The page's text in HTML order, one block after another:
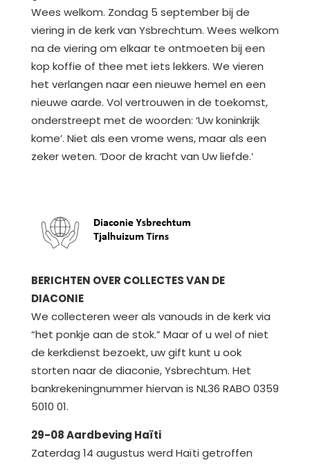
Wees welkom. Zondag 5 september bij de
viering in de kerk van Ysbrechtum. Wees welkom
na de viering om elkaar te ontmoeten bij een
kop koffie of thee met iets lekkers. We vieren
het verlangen naar een nieuwe hemel en een
nieuwe aarde. Vol vertrouwen in de toekomst,
onderstreept met de woorden: ‘Uw koninkrijk
kome’. Niet als een vrome wens, maar als een
zeker weten. ‘Door de kracht van Uw liefde.’
BERICHTEN OVER COLLECTES VAN DE
DIACONIE
We collecteren weer als vanouds in de kerk via
“het ponkje aan de stok.” Maar of u wel of niet
de kerkdienst bezoekt, uw gift kunt u ook
storten naar de diaconie, Ysbrechtum. Het
bankrekeningnummer hiervan is NL36 RABO 0359
5010 01.
29-08 Aardbeving Haïti
Zaterdag 14 augustus werd Haïti getroffen